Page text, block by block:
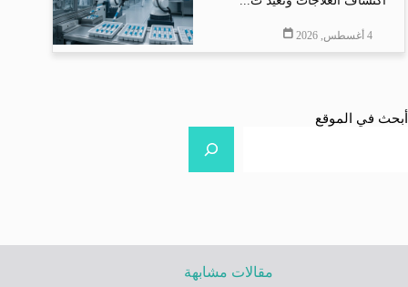
4 أغسطس, 2026
أبحث في الموقع
مقالات مشابهة